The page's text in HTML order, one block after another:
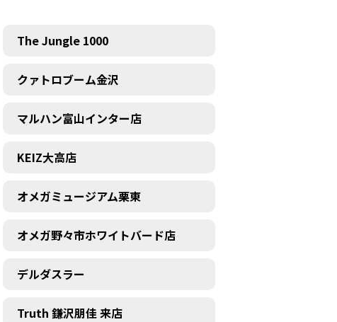
The Jungle 1000
クァトロブーム金沢
マルハン富山インター店
KEIZ大高店
オメガミュージアム栗東
オメガ野々市ホワイトバード店
デルダスラー
Truth 鎌沢朋佳 来店